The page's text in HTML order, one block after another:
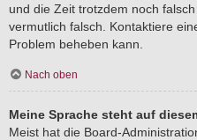
und die Zeit trotzdem noch
vermutlich falsch. Kontaktiere
Problem beheben kann.
Nach oben
Meine Sprache steht auf
Meist hat die Board-